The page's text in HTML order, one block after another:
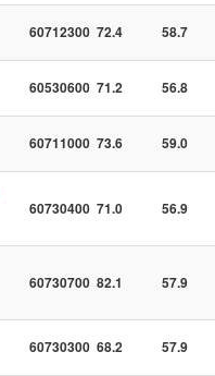
60712300 72.4 58.7
60530600 71.2 56.8
60711000 73.6 59.0
60730400 71.0 56.9
60730700 82.1 57.9
60730300 68.2 57.9